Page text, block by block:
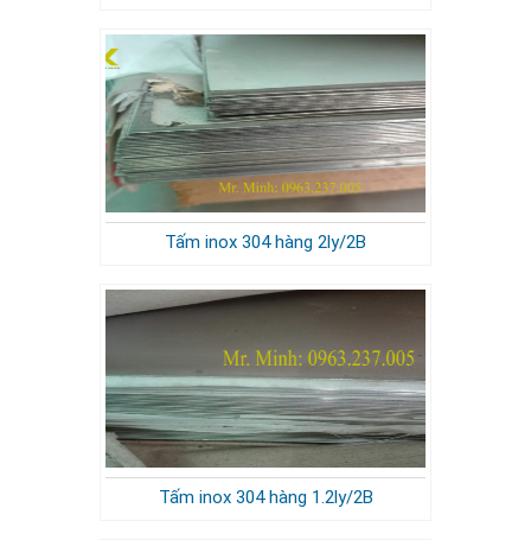
Tấm inox 304 hàng 2ly/2B
Tấm inox 304 hàng 1.2ly/2B